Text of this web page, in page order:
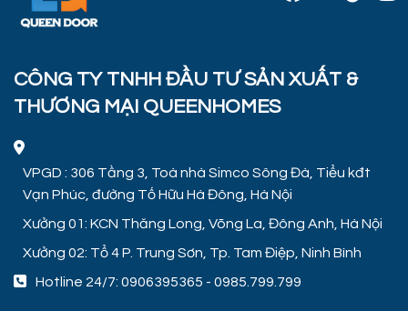
CÔNG TY TNHH ĐẦU TƯ SẢN XUẤT &
THƯƠNG MẠI QUEENHOMES
VPGD : 306 Tầng 3, Toà nhà Simco Sông Đà, Tiểu kđt
Vạn Phúc, đường Tố Hữu Hà Đông, Hà Nội
Xưởng 01: KCN Thăng Long, Võng La, Đông Anh, Hà Nội
Xưởng 02: Tổ 4 P. Trung Sơn, Tp. Tam Điệp, Ninh Bình
Hotline 24/7: 0906395365 - 0985.799.799